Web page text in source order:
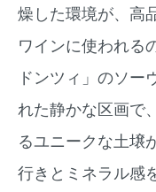
燥した環境が、高
ワインに使われる
ドンツィ」のソー
れた静かな区画で
るユニークな土壌
行きとミネラル感